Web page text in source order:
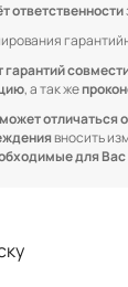
ответственности
гарантий
, а так же
может отличаться
вносить
для Вас